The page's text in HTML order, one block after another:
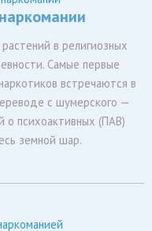
в религиозных
Самые первые
встречаются в
с шумерского —
о психоактивных (ПАВ)
земной шар.